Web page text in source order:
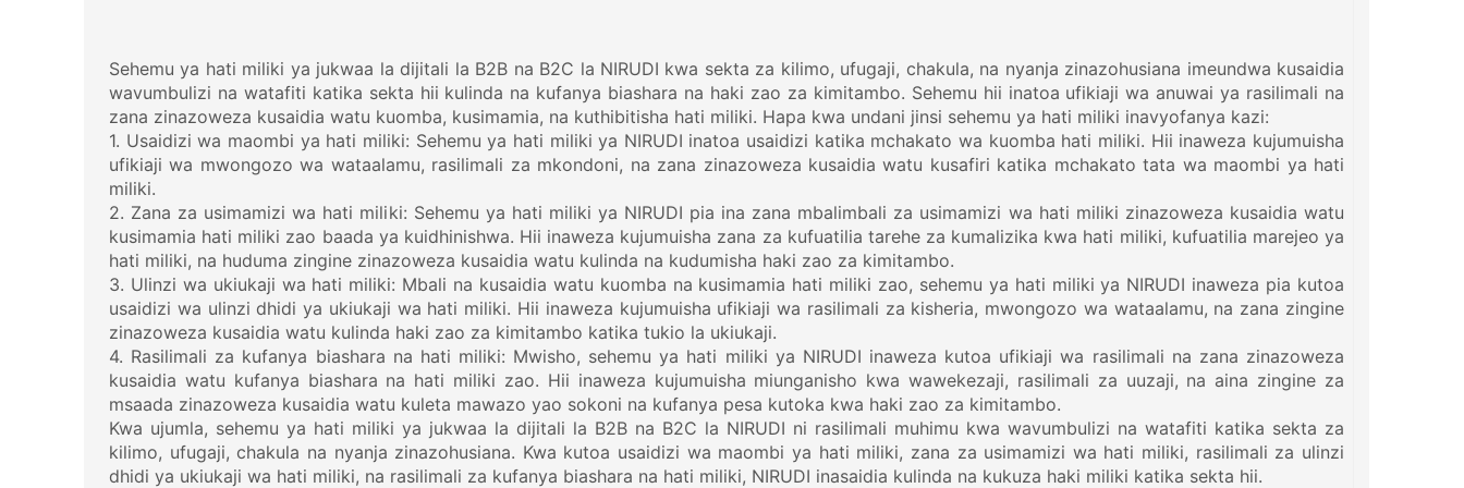
Sehemu ya hati miliki ya jukwaa la dijitali la B2B na B2C la NIRUDI kwa sekta za kilimo, ufugaji, chakula, na nyanja zinazohusiana imeundwa kusaidia
wavumbulizi na watafiti katika sekta hii kulinda na kufanya biashara na haki zao za kimitambo. Sehemu hii inatoa ufikiaji wa anuwai ya rasilimali na
zana zinazoweza kusaidia watu kuomba, kusimamia, na kuthibitisha hati miliki. Hapa kwa undani jinsi sehemu ya hati miliki inavyofanya kazi:
1. Usaidizi wa maombi ya hati miliki: Sehemu ya hati miliki ya NIRUDI inatoa usaidizi katika mchakato wa kuomba hati miliki. Hii inaweza kujumuisha
ufikiaji wa mwongozo wa wataalamu, rasilimali za mkondoni, na zana zinazoweza kusaidia watu kusafiri katika mchakato tata wa maombi ya hati
miliki.
2. Zana za usimamizi wa hati miliki: Sehemu ya hati miliki ya NIRUDI pia ina zana mbalimbali za usimamizi wa hati miliki zinazoweza kusaidia watu
kusimamia hati miliki zao baada ya kuidhinishwa. Hii inaweza kujumuisha zana za kufuatilia tarehe za kumalizika kwa hati miliki, kufuatilia marejeo ya
hati miliki, na huduma zingine zinazoweza kusaidia watu kulinda na kudumisha haki zao za kimitambo.
3. Ulinzi wa ukiukaji wa hati miliki: Mbali na kusaidia watu kuomba na kusimamia hati miliki zao, sehemu ya hati miliki ya NIRUDI inaweza pia kutoa
usaidizi wa ulinzi dhidi ya ukiukaji wa hati miliki. Hii inaweza kujumuisha ufikiaji wa rasilimali za kisheria, mwongozo wa wataalamu, na zana zingine
zinazoweza kusaidia watu kulinda haki zao za kimitambo katika tukio la ukiukaji.
4. Rasilimali za kufanya biashara na hati miliki: Mwisho, sehemu ya hati miliki ya NIRUDI inaweza kutoa ufikiaji wa rasilimali na zana zinazoweza
kusaidia watu kufanya biashara na hati miliki zao. Hii inaweza kujumuisha miunganisho kwa wawekezaji, rasilimali za uuzaji, na aina zingine za
msaada zinazoweza kusaidia watu kuleta mawazo yao sokoni na kufanya pesa kutoka kwa haki zao za kimitambo.
Kwa ujumla, sehemu ya hati miliki ya jukwaa la dijitali la B2B na B2C la NIRUDI ni rasilimali muhimu kwa wavumbulizi na watafiti katika sekta za
kilimo, ufugaji, chakula na nyanja zinazohusiana. Kwa kutoa usaidizi wa maombi ya hati miliki, zana za usimamizi wa hati miliki, rasilimali za ulinzi
dhidi ya ukiukaji wa hati miliki, na rasilimali za kufanya biashara na hati miliki, NIRUDI inasaidia kulinda na kukuza haki miliki katika sekta hii.